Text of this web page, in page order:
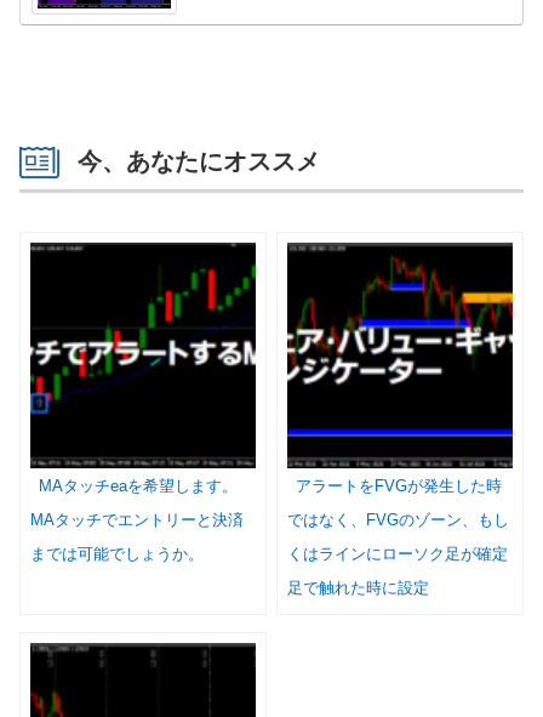
今、あなたにオススメ
MAタッチeaを希望します。
MAタッチでエントリーと決済
までは可能でしょうか。
アラートをFVGが発生した時
ではなく、FVGのゾーン、もし
くはラインにローソク足が確定
足で触れた時に設定